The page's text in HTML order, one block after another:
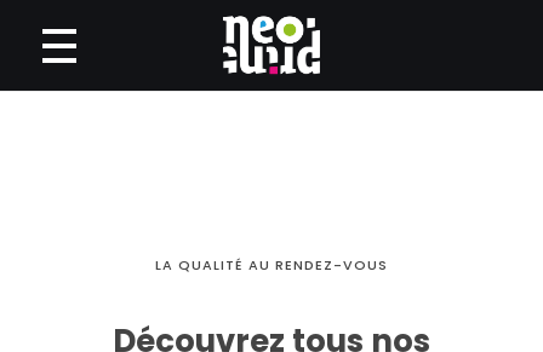
LA QUALITÉ AU RENDEZ-VOUS
Découvrez tous nos